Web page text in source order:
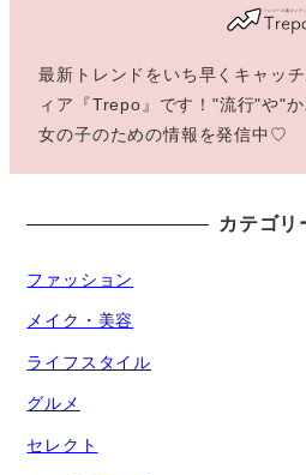
最新トレンドをいち早くキャッ
ィア『Trepo』です！"流行"や"
女の子のための情報を発信中♡
カテゴリ
ファッション
メイク・美容
ライフスタイル
グルメ
セレクト